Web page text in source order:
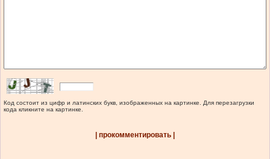
Код состоит из цифр и латинских букв, изображенных на картинке. Для перезагрузки
кода кликните на картинке.
| прокомментировать |